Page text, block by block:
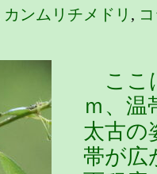
カンムリチメドリ ,
ここ
ｍ、温
太古の
帯が